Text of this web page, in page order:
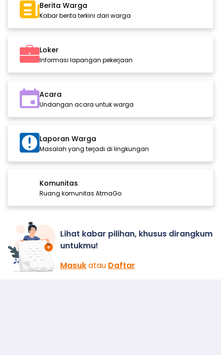
Berita Warga
Kabar berita terkini dari warga
Loker
Informasi lapangan pekerjaan
Acara
Undangan acara untuk warga
Laporan Warga
Masalah yang terjadi di lingkungan
Komunitas
Ruang komunitas AtmaGo
Lihat kabar pilihan, khusus dirangkum
untukmu!
Masukatau Daftar